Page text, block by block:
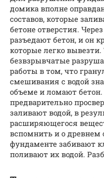
домика вполне
составов, которые
бетоне отверстия.
разъедают бетон, и он
которые легко
безвзрывчатые
работы в том, что
смешивания с водой
объеме и ломают
предварительно
заливают водой, в
расширяющегося
вспомнить и о древнем
фундаменте забивают
поливают их водой.